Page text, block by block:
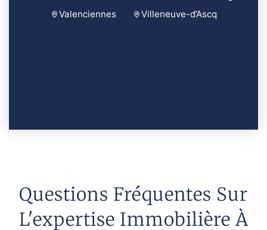
Valenciennes
Villeneuve-d’Ascq
Questions Fréquentes Sur
L'expertise Immobilière À